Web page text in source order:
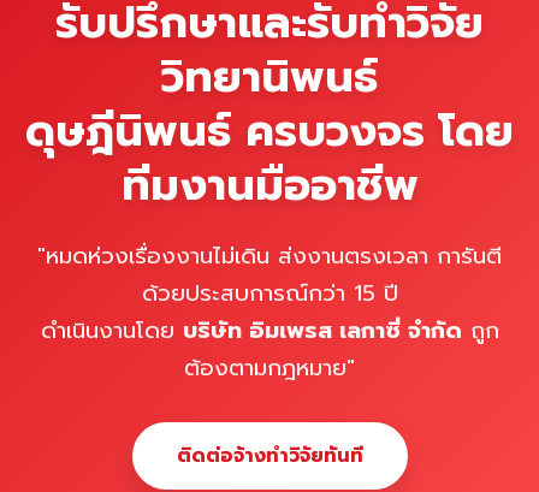
รับปรึกษาและรับทำวิจัย
วิทยานิพนธ์
ดุษฎีนิพนธ์ ครบวงจร โดย
ทีมงานมืออาชีพ
"หมดห่วงเรื่องงานไม่เดิน ส่งงานตรงเวลา การันตี
ด้วยประสบการณ์กว่า 15 ปี
ดำเนินงานโดย บริษัท อิมเพรส เลกาซี่ จำกัด ถูก
ต้องตามกฎหมาย"
ติดต่อจ้างทำวิจัยทันที